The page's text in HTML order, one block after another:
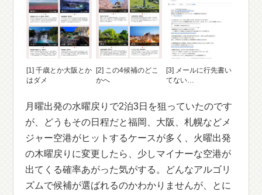
[1] 千歳とか大阪とか
はダメ
[2] この4候補のどこ
かへ
[3] メールに行先書い
てない…
月曜出発の水曜戻りで2泊3日を狙っていたのです
が、どうもその日程だと福岡、大阪、札幌などメ
ジャー空港がヒットするケースが多く、火曜出発
の木曜戻りに変更したら、少しマイナーな空港が
出てくる確率あがった気がする。どんなアルゴリ
ズムで候補が選ばれるのかわかりませんが、とに